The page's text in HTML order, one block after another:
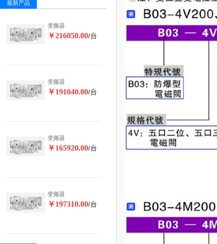
最新产品
变频器
￥216050.00/台
变频器
￥191040.00/台
变频器
￥165920.00/台
变频器
￥197310.00/台